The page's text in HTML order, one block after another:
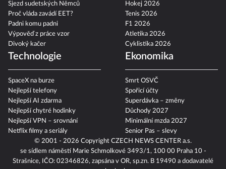
© 2001 - 2026 Copyright CZECH NEWS CENTER a.s.
se sídlem náměstí Marie Schmolkové 3493/1, 100 00 Praha 10 -
Strašnice, IČO: 02346826, zapsána v OR, sp.zn. B 19490 a dodavatelé
Sjezd sudetských Němců
Proč vláda zavádí EET?
Padni komu padni
Výpověď z práce vzor
Divoký kačer
Hokej 2026
Tenis 2026
F1 2026
Atletika 2026
Cyklistika 2026
Technologie
SpaceX na burze
Nejlepší telefony
Nejlepší AI zdarma
Nejlepší chytré hodinky
Nejlepší VPN – srovnání
Netflix filmy a seriály
Ekonomika
Smrt OSVČ
Spořicí účty
Superdávka – změny
Důchody 2027
Minimální mzda 2027
Senior Pas – slevy